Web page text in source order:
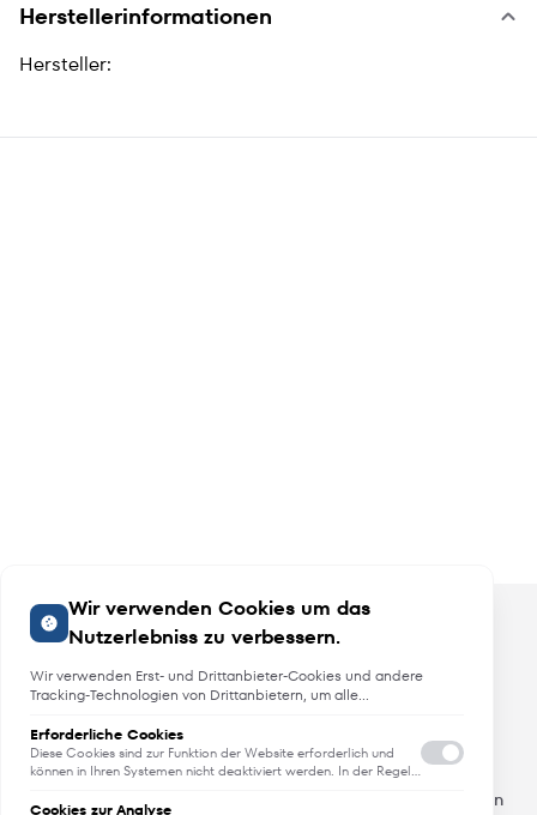
Herstellerinformationen
Hersteller:
Wir verwenden Cookies um das
Nutzerlebniss zu verbessern.
Wir verwenden Erst- und Drittanbieter-Cookies und andere
Tracking-Technologien von Drittanbietern, um alle
Sie anzupassen, Analysen durchzuführen und personalisierte
Werbung über unsere Websites, Apps und Newsletter im
Internet und über Social-Media-Plattformen bereitzustellen. Zu
Browsing-Verhalten und zum verwendeten Gerät.
Erforderliche Cookies
Diese Cookies sind zur Funktion der Website erforderlich und
können in Ihren Systemen nicht deaktiviert werden. In der Regel
Aktionen gesetzt, die einer Dienstanforderung entsprechen, wie
Cookies zur Analyse
Angebote, Neuheiten und Trends
Erfahren Sie als erstes von Neuheiten, Trends und aktuellen